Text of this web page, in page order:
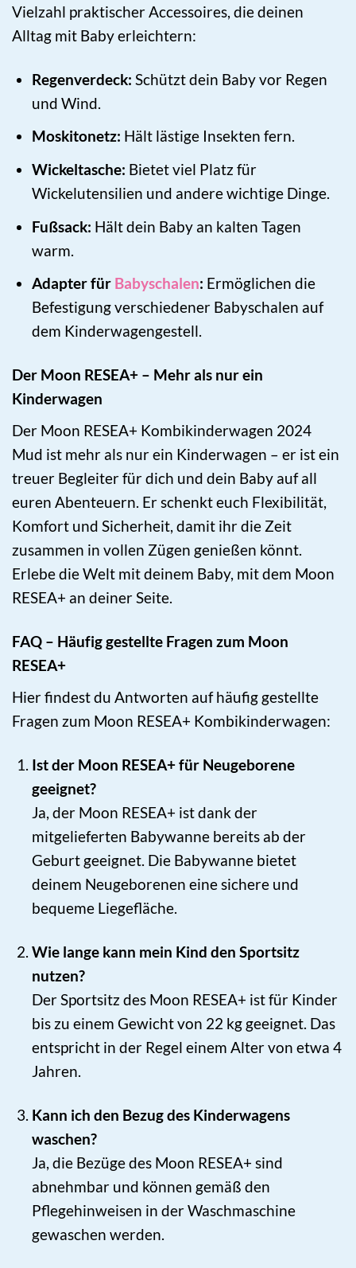
Vielzahl praktischer Accessoires, die deinen
Alltag mit Baby erleichtern:
Regenverdeck: Schützt dein Baby vor Regen
und Wind.
Moskitonetz: Hält lästige Insekten fern.
Wickeltasche: Bietet viel Platz für
Wickelutensilien und andere wichtige Dinge.
Fußsack: Hält dein Baby an kalten Tagen
warm.
Adapter für Babyschalen: Ermöglichen die
Befestigung verschiedener Babyschalen auf
dem Kinderwagengestell.
Der Moon RESEA+ – Mehr als nur ein
Kinderwagen
Der Moon RESEA+ Kombikinderwagen 2024
Mud ist mehr als nur ein Kinderwagen – er ist ein
treuer Begleiter für dich und dein Baby auf all
euren Abenteuern. Er schenkt euch Flexibilität,
Komfort und Sicherheit, damit ihr die Zeit
zusammen in vollen Zügen genießen könnt.
Erlebe die Welt mit deinem Baby, mit dem Moon
RESEA+ an deiner Seite.
FAQ – Häufig gestellte Fragen zum Moon
RESEA+
Hier findest du Antworten auf häufig gestellte
Fragen zum Moon RESEA+ Kombikinderwagen:
Ist der Moon RESEA+ für Neugeborene
geeignet?
Ja, der Moon RESEA+ ist dank der
mitgelieferten Babywanne bereits ab der
Geburt geeignet. Die Babywanne bietet
deinem Neugeborenen eine sichere und
bequeme Liegefläche.
Wie lange kann mein Kind den Sportsitz
nutzen?
Der Sportsitz des Moon RESEA+ ist für Kinder
bis zu einem Gewicht von 22 kg geeignet. Das
entspricht in der Regel einem Alter von etwa 4
Jahren.
Kann ich den Bezug des Kinderwagens
waschen?
Ja, die Bezüge des Moon RESEA+ sind
abnehmbar und können gemäß den
Pflegehinweisen in der Waschmaschine
gewaschen werden.